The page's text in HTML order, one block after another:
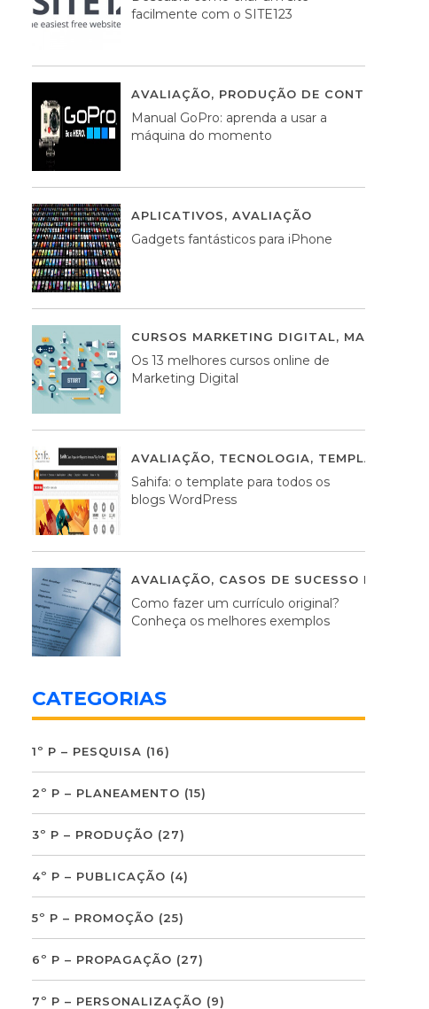
facilmente com o SITE123
AVALIAÇÃO, PRODUÇÃO DE CONTEÚDOS
Manual GoPro: aprenda a usar a
máquina do momento
APLICATIVOS, AVALIAÇÃO
Gadgets fantásticos para iPhone
CURSOS MARKETING DIGITAL,
Os 13 melhores cursos online de
Marketing Digital
AVALIAÇÃO, TECNOLOGIA, TEMPLATES
Sahifa: o template para todos os
blogs WordPress
AVALIAÇÃO, CASOS DE SUCESSO DE
Como fazer um currículo original?
Conheça os melhores exemplos
CATEGORIAS
1º P – PESQUISA (16)
2º P – PLANEAMENTO (15)
3º P – PRODUÇÃO (27)
4º P – PUBLICAÇÃO (4)
5º P – PROMOÇÃO (25)
6º P – PROPAGAÇÃO (27)
7º P – PERSONALIZAÇÃO (9)